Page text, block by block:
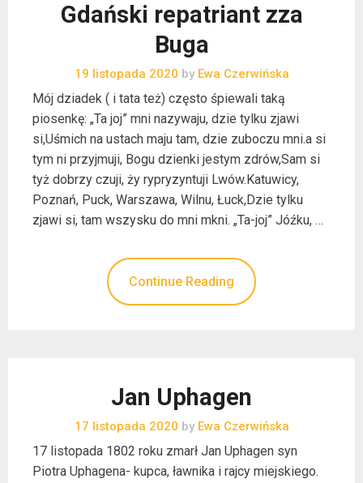
Gdański repatriant zza
Buga
19 listopada 2020 byEwa Czerwińska
Mój dziadek ( i tata też) często śpiewali taką
piosenkę: „Ta joj” mni nazywaju, dzie tylku zjawi
si,Uśmich na ustach maju tam, dzie zuboczu mni.a si
tym ni przyjmuji, Bogu dzienki jestym zdrów,Sam si
tyż dobrzy czuji, ży rypryzyntuji Lwów.Katuwicy,
Poznań, Puck, Warszawa, Wilnu, Łuck,Dzie tylku
zjawi si, tam wszysku do mni mkni. „Ta-joj” Jóźku, …
Continue Reading
Jan Uphagen
17 listopada 2020 byEwa Czerwińska
17 listopada 1802 roku zmarł Jan Uphagen syn
Piotra Uphagena- kupca, ławnika i rajcy miejskiego.